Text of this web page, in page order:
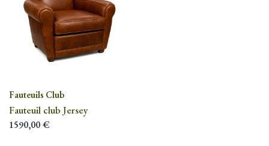
Fauteuils Club
Fauteuil club Jersey
1590,00€